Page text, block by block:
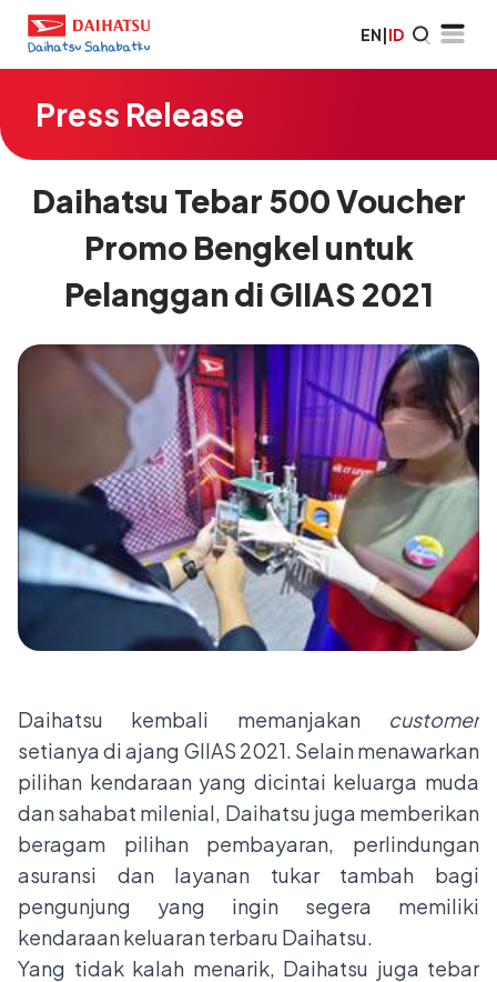
EN|ID
Press Release
Daihatsu Tebar 500 Voucher
Promo Bengkel untuk
Pelanggan di GIIAS 2021
Daihatsu kembali memanjakan customer
setianya di ajang GIIAS 2021. Selain menawarkan
pilihan kendaraan yang dicintai keluarga muda
dan sahabat milenial, Daihatsu juga memberikan
beragam pilihan pembayaran, perlindungan
asuransi dan layanan tukar tambah bagi
pengunjung yang ingin segera memiliki
kendaraan keluaran terbaru Daihatsu.
Yang tidak kalah menarik, Daihatsu juga tebar